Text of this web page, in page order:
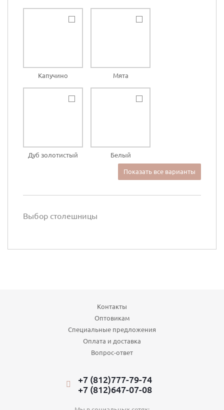
Капучино Мята
Дуб золотистый
Белый
Показать все варианты
Выбор столешницы
Контакты
Оптовикам
Специальные предложения
Оплата и доставка
Вопрос-ответ
+7 (812)777-79-74
+7 (812)647-07-08